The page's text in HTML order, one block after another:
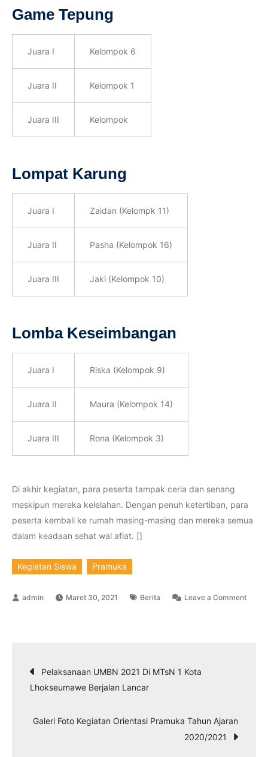
Game Tepung
Juara I Kelompok 6
Juara II Kelompok 1
Juara III Kelompok
Lompat Karung
Juara I Zaidan (Kelompk 11)
Juara II Pasha (Kelompok 16)
Juara III Jaki (Kelompok 10)
Lomba Keseimbangan
Juara I Riska (Kelompok 9)
Juara II Maura (Kelompok 14)
Juara III Rona (Kelompok 3)
Di akhir kegiatan, para peserta tampak ceria dan senang
meskipun mereka kelelahan. Dengan penuh ketertiban, para
peserta kembali ke rumah masing-masing dan mereka semua
dalam keadaan sehat wal afiat. []
Kegiatan Siswa Pramuka
Maret 30, 2021 Berita
Leave a Comment
Tahun
Ajaran
Navigasi
Pelaksanaan UMBN 2021 Di MTsN 1 Kota
Lhokseumawe Berjalan Lancar
Galeri Foto Kegiatan Orientasi Pramuka Tahun Ajaran
2020/2021